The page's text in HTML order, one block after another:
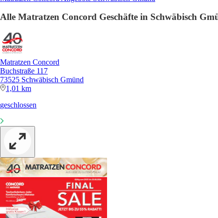
Alle Matratzen Concord Geschäfte in Schwäbisch
Matratzen Concord
Buchstraße 117
73525 Schwäbisch Gmünd
1,01 km
geschlossen